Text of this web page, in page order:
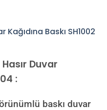
Duvar
:
baskı duvar